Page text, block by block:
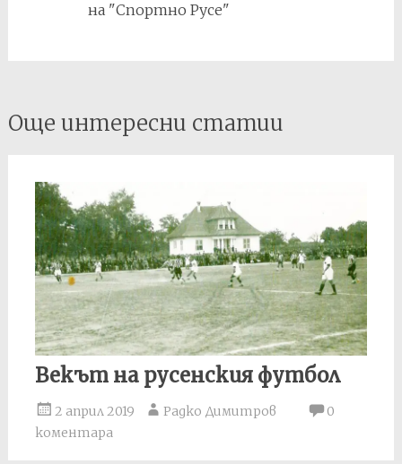
на "Спортно Русе"
Post
navigation
Още интересни статии
Векът на русенския футбол
2 април 2019 Радко Димитров
0
коментара